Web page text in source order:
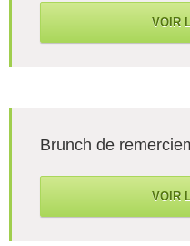
VOIR
Brunch de
VOIR